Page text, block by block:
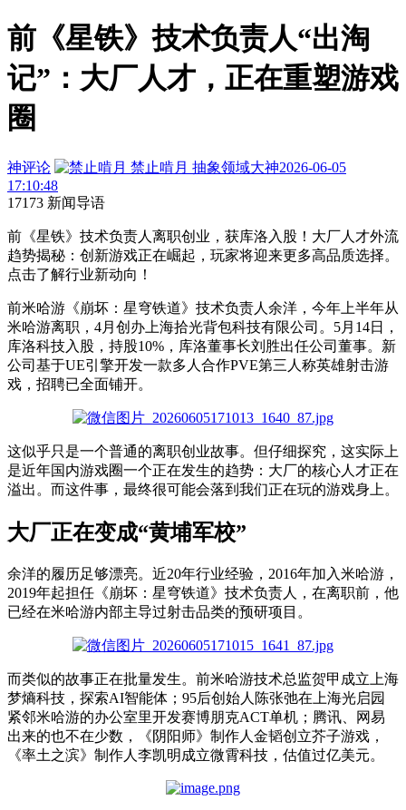
前《星铁》技术负责人“出淘
记”：大厂人才，正在重塑游戏
圈
神评论 禁止啃月 抽象领域大神2026-06-05
17:10:48
17173 新闻导语
前《星铁》技术负责人离职创业，获库洛入股！大厂人才外流
趋势揭秘：创新游戏正在崛起，玩家将迎来更多高品质选择。
点击了解行业新动向！
前米哈游《崩坏：星穹铁道》技术负责人余洋，今年上半年从
米哈游离职，4月创办上海拾光背包科技有限公司。5月14日，
库洛科技入股，持股10%，库洛董事长刘胜出任公司董事。新
公司基于UE引擎开发一款多人合作PVE第三人称英雄射击游
戏，招聘已全面铺开。
这似乎只是一个普通的离职创业故事。 但仔细探究 ， 这实际上
是近年国内游戏圈一个正在发生的趋势：大厂的核心人才正在
溢出。而这件事，最终很可能会落到 我们正在玩的游戏身 上。
大厂正在变成“黄埔军校”
余洋的履历足够漂亮。近20年行业经验，2016年加入米哈游，
2019年起担任《崩坏：星穹铁道》技术负责人
， 在离职前，他
已经在米哈游内部主导过射击品类的预研项目 。
而类似的故事正在批量发生。前米哈游技术总监贺甲成立上海
梦熵科技，探索AI智能体；95后创始人陈张弛在上海光启园
紧邻米哈游的办公室里开发赛博朋克ACT单机 ； 腾讯、网易
出来的也不在少数 ，
《阴阳师》制作人金韬创立芥子游戏，
《率土之滨》制作人李凯明成立微霄科技，估值过亿美元。